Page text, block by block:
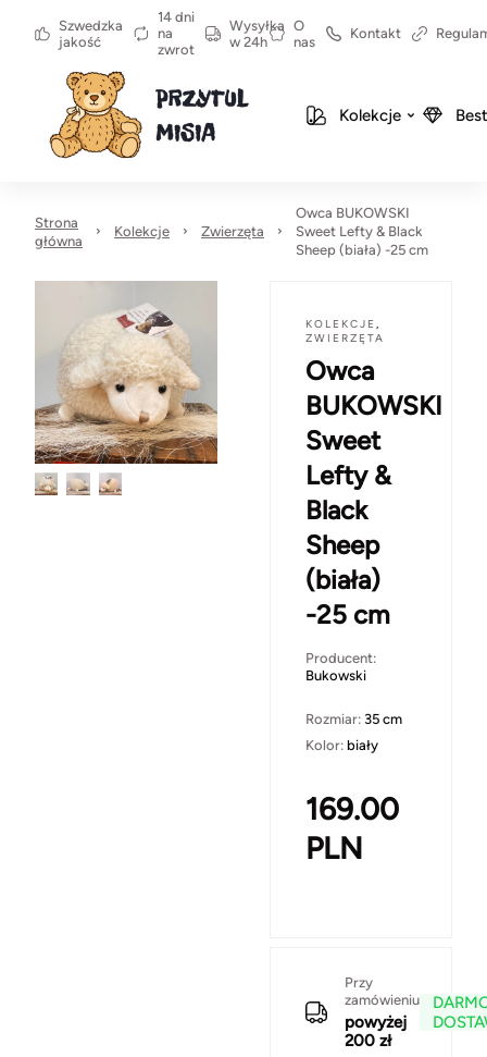
Szwedzka
jakość
14 dni
na
zwrot
Wysyłka
w 24h
O
nas
Kontakt
Kolekcje
Strona
główna
Kolekcje Zwierzęta
Owca BUKOWSKI
Sweet Lefty & Black
Sheep (biała) -25 cm
KOLEKCJE ,
ZWIERZĘTA
Owca
BUKOWSKI
Sweet
Lefty &
Black
Sheep
(biała)
-25 cm
Producent:
Bukowski
Rozmiar: 35 cm
Kolor: biały
169.00
PLN
Przy
zamówieniu
powyżej
200 zł